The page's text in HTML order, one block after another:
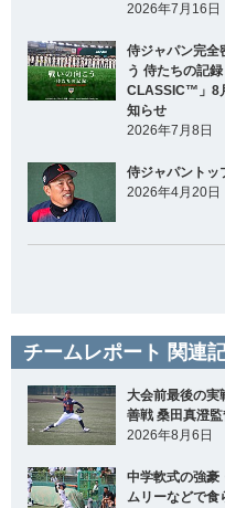
2026年7月16日
侍ジャパン完全
う 侍たちの記
CLASSIC™」8
知らせ
2026年7月8日
侍ジャパントッ
2026年4月20日
チームレポート 関連
大会前最後の実
善戦 桑田真澄
2026年8月6日
中学軟式の強豪
ムリーなどで食